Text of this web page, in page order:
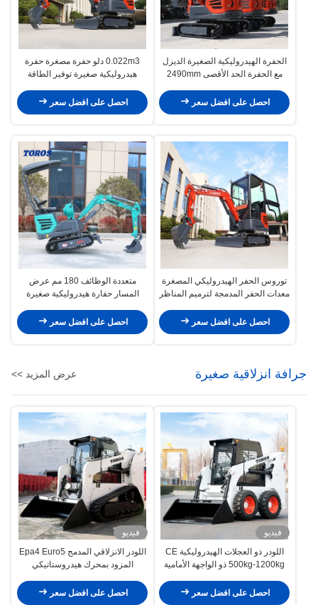
الحفرة الهيدروليكية الصغيرة الديزل
مع الحفرة الحد الأقصى 2490mm
احصل على افضل سعر
0.022m3 دلو حفرة مصغرة حفرة
هيدروليكية صغيرة توفير الطاقة
احصل على افضل سعر
توروس الحفر الهيدروليكي المصغرة
معدات الحفر المدمجة لترميم المناظر
احصل على افضل سعر
متعددة الوظائف 180 مم عرض
المسار حفارة هيدروليكية صغيرة
احصل على افضل سعر
جرافة انزلاقية صغيرة عرض المزيد >>
فيديو
اللودر ذو العجلات الهيدروليكية CE
500kg-1200kg ذو الواجهة الأمامية
احصل على افضل سعر
فيديو
اللودر الانزلاقي المدمج Epa4 Euro5
المزود بمحرك هيدروستاتيكي
احصل على افضل سعر